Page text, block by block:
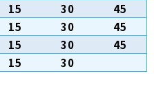
15 30
45
15 30
45
15 30
45
15 30